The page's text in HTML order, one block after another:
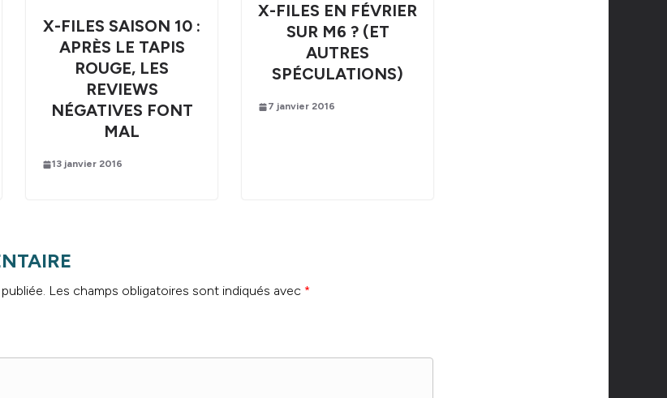
X-FILES SAISON 10 :
APRÈS LE TAPIS
ROUGE, LES
REVIEWS
NÉGATIVES FONT
MAL
13 janvier 2016
X-FILES EN FÉVRIER
SUR M6 ? (ET
AUTRES
SPÉCULATIONS)
7 janvier 2016
Les champs obligatoires sont indiqués avec *